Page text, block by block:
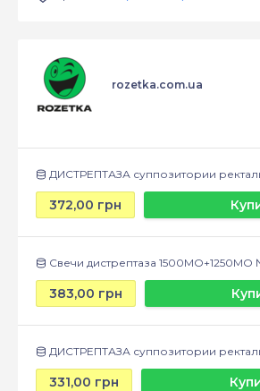
rozetka.com.ua
ДИСТРЕПТАЗА суппозитории
372,00 грн
Свечи дистрептаза 1500МО+1250МО
383,00 грн
ДИСТРЕПТАЗА суппозитории
331,00 грн